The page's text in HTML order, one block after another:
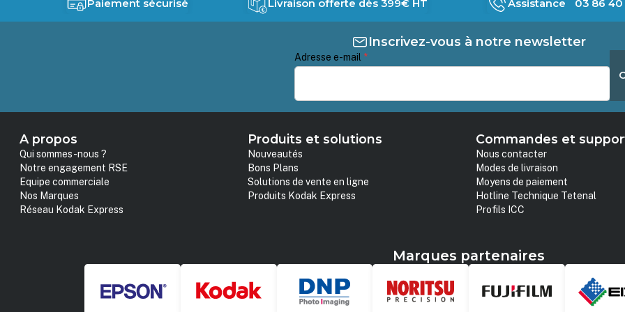
Paiement sécurisé Livraison offerte dès 399€ HT Assistance 03 86 40
Inscrivez-vous à notre newsletter
Adresse e-mail *
A propos
Qui sommes-nous ?
Notre engagement RSE
Equipe commerciale
Nos Marques
Réseau Kodak Express
Produits et solutions
Nouveautés
Bons Plans
Solutions de vente en ligne
Produits Kodak Express
Commandes et
Nous contacter
Modes de livraison
Moyens de paiement
Hotline Technique Tetenal
Profils ICC
Marques partenaires